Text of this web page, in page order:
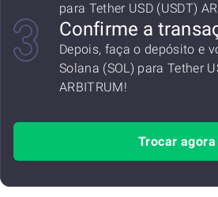
para Tether USD (USDT)
Confirme a
Depois, faça o depósito e
Solana (SOL) para Tether
ARBITRUM!
Trocar agora